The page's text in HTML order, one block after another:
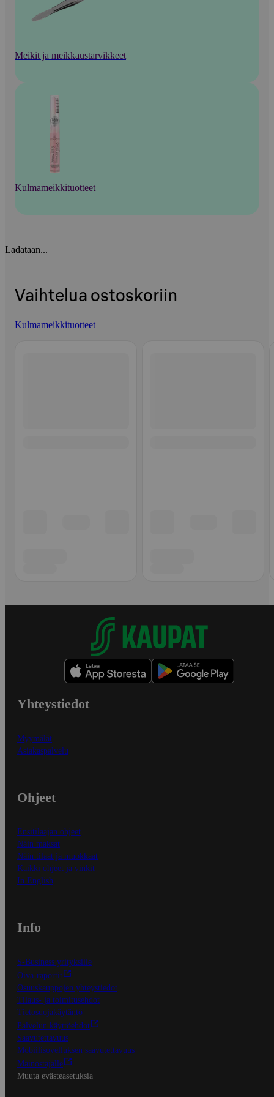
Meikit ja meikkaustarvikkeet
Kulmameikkituotteet
Ladataan...
Vaihtelua ostoskoriin
Kulmameikkituotteet
Yhteystiedot
Myymälät
Asiakaspalvelu
Ohjeet
Ensitilaajan ohjeet
Näin maksat
Näin tilaat ja muokkaat
Kaikki ohjeet ja vinkit
In English
Info
S-Business yrityksille
Oiva-raportit
Osuuskauppojen yhteystiedot
Tilaus- ja toimitusehdot
Tietosuojakäytäntö
Palvelun käyttöehdot
Saavutettavuus
Mobiilisovelluksen saavutettavuus
Mainostajalle
Muuta evästeasetuksia